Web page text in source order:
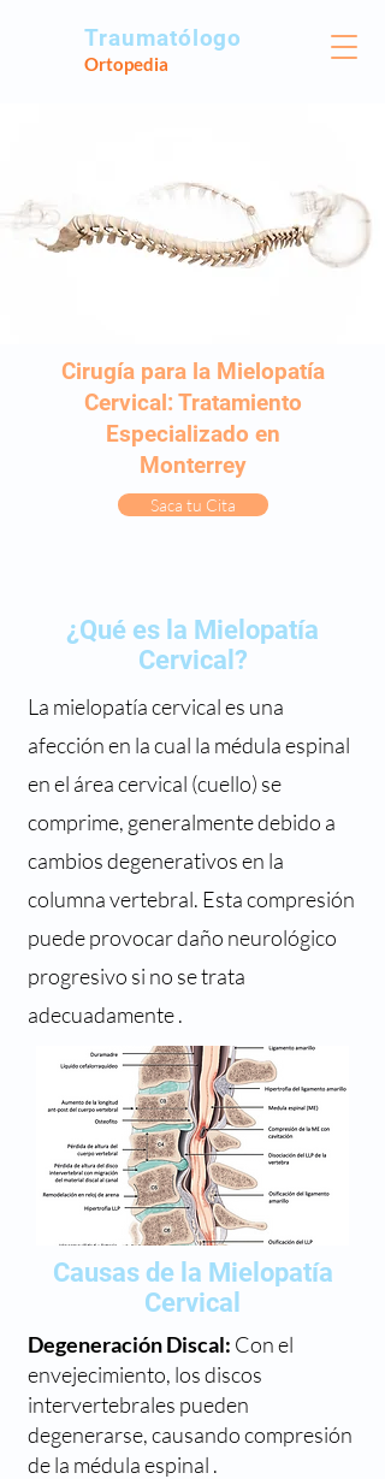
Traumatólogo
Ortopedia
Cirugía para la Mielopatía
Cervical: Tratamiento
Especializado en
Monterrey
Saca tu Cita
¿Qué es la Mielopatía
Cervical?
La mielopatía cervical es una
afección en la cual la médula espinal
en el área cervical (cuello) se
comprime, generalmente debido a
cambios degenerativos en la
columna vertebral. Esta compresión
puede provocar daño neurológico
progresivo si no se trata
adecuadamente .
Causas de la Mielopatía
Cervical
Degeneración Discal: Con el
envejecimiento, los discos
intervertebrales pueden
degenerarse, causando compresión
de la médula espinal .